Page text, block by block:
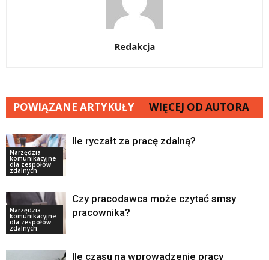
Redakcja
POWIĄZANE ARTYKUŁY WIĘCEJ OD AUTORA
Narzędzia
komunikacyjne
dla zespołów
zdalnych
Ile ryczałt za pracę zdalną?
Narzędzia
komunikacyjne
dla zespołów
zdalnych
Czy pracodawca może czytać smsy
pracownika?
Ile czasu na wprowadzenie pracy